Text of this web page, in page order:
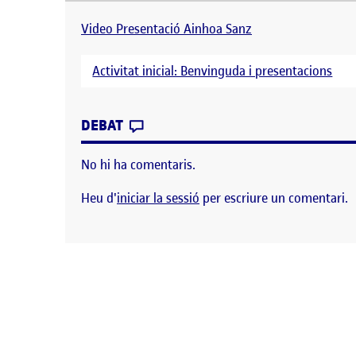
Video Presentació Ainhoa Sanz
Activitat inicial: Benvinguda i presentacions
DEBAT
No hi ha comentaris.
Heu d'iniciar la sessió per escriure un comentari.